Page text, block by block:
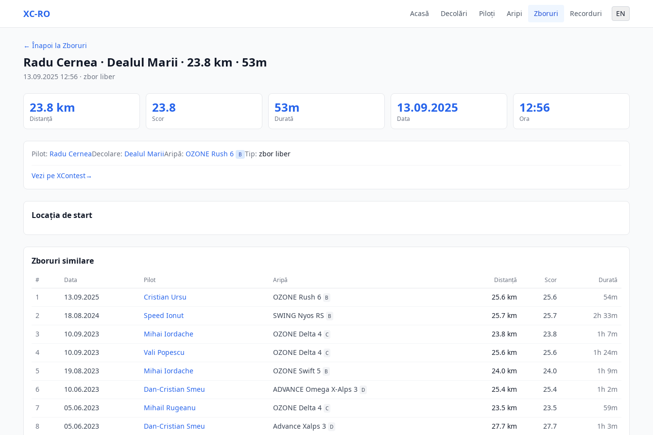
XC-RO Acasă Decolări Piloți Aripi Zboruri Recorduri EN
← Înapoi la Zboruri
Radu Cernea · Dealul Marii · 23.8 km · 53m
13.09.2025 12:56 · zbor liber
23.8 km
Distanță
23.8
Scor
53m
Durată
13.09.2025
Data
12:56
Ora
Pilot: Radu CerneaDecolare: Dealul MariiAripă: OZONE Rush 6 B Tip: zbor liber
Vezi pe XContest→
Locația de start
Zboruri similare
# Data Pilot Aripă Distanță Scor Durată
1 13.09.2025 Cristian Ursu OZONE Rush 6 B 25.6 km 25.6
54m
2
18.08.2024 Speed Ionut SWING Nyos RS B 25.7 km 25.7
2h 33m
3
10.09.2023 Mihai Iordache OZONE Delta 4 C 23.8 km 23.8
1h 7m
4
10.09.2023 Vali Popescu OZONE Delta 4 C 25.6 km 25.6
1h 24m
5
19.08.2023 Mihai Iordache OZONE Swift 5 B 24.0 km 24.0
1h 9m
6
10.06.2023 Dan-Cristian Smeu ADVANCE Omega X-Alps 3 D 25.4 km 25.4
1h 2m
7
05.06.2023 Mihail Rugeanu OZONE Delta 4 C 23.5 km 23.5
59m
8
05.06.2023 Dan-Cristian Smeu Advance Xalps 3 D 27.7 km 27.7 1h 3m